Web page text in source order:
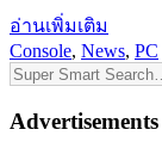
อ่านเพิ่มเติม
Console, News, PC
Advertisements